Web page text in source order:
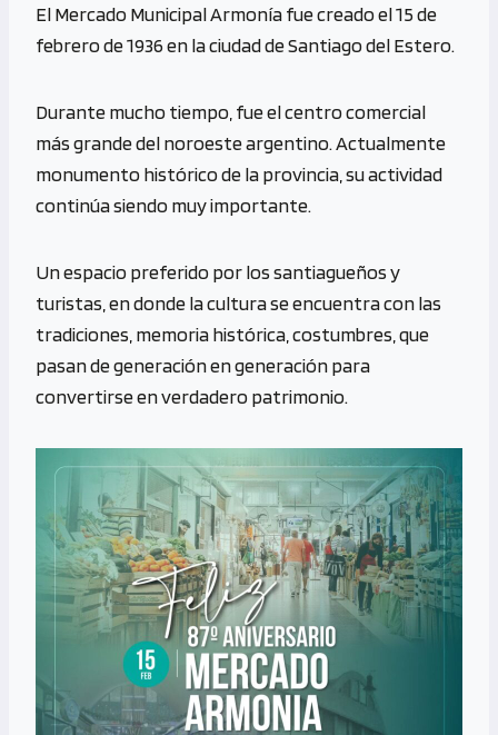
b
o
o
k
se
n
g
er
py
Li
n
k
gr
a
m
at
s
A
p
p
El Mercado Municipal Armonía fue creado el 15 de
febrero de 1936 en la ciudad de Santiago del Estero.
Durante mucho tiempo, fue el centro comercial
más grande del noroeste argentino. Actualmente
monumento histórico de la provincia, su actividad
continúa siendo muy importante.
Un espacio preferido por los santiagueños y
turistas, en donde la cultura se encuentra con las
tradiciones, memoria histórica, costumbres, que
pasan de generación en generación para
convertirse en verdadero patrimonio.